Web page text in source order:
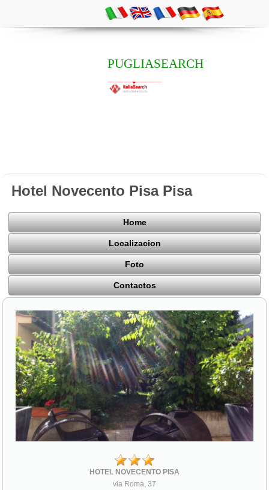
PUGLIASEARCH
Hotel Novecento Pisa Pisa
Home
Localizacion
Foto
Contactos
HOTEL NOVECENTO PISA
via Roma, 37